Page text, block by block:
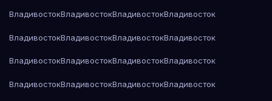
ВладивостокВладивостокВладивостокВладивосток
ВладивостокВладивостокВладивостокВладивосток
ВладивостокВладивостокВладивостокВладивосток
ВладивостокВладивостокВладивостокВладивосток